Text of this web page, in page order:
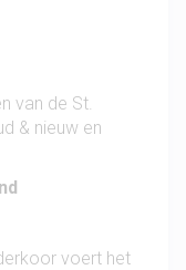
van de St.
& nieuw en
voert het